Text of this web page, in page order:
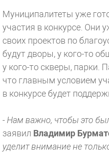
Муниципалитеты уже
участия в конкурсе. Они
своих проектов по
будут дворы, у кого-то
у кого-то скверы, парки.
что главным условием
в конкурсе будет
- Нам важно, чтобы это
заявил Владимир
уделит внимание не